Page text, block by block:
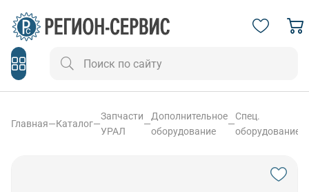
Главная—Каталог—
Запчасти
УРАЛ
—
Дополнительное
оборудование
—
Спец.
оборудование